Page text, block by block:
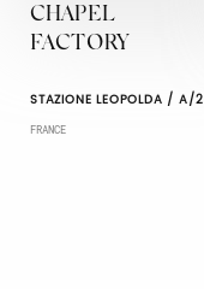
CHAPEL
FACTORY
STAZIONE LEOPOLDA / A/2
FRANCE